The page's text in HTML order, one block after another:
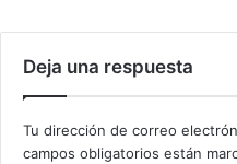
Deja una respuesta
Tu dirección de correo
campos obligatorios están